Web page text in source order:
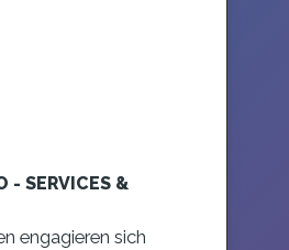
- SERVICES &
engagieren sich